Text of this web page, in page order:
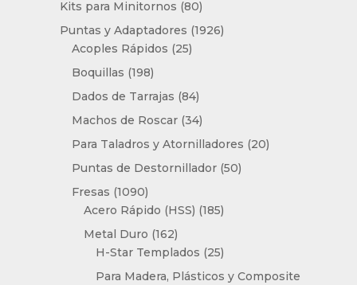
Kits para Minitornos 8080
productos
Puntas y Adaptadores 19261926
Acoples Rápidos 2525
Boquillas 198198
productos
Dados de Tarrajas 8484
productos
Machos de Roscar 3434
productos
Para Taladros y Atornilladores 2020
Puntas de Destornillador 5050
Fresas 10901090
productos
Acero Rápido (HSS) 185185
Metal Duro 162162
productos
H-Star Templados 2525
productos
Para Madera, Plásticos y Composite